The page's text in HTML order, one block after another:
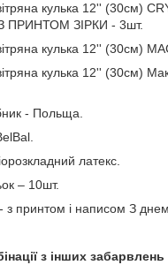
кулька 12'' (30см)
ПРИНТОМ ЗІРКИ - 3шт.
кулька 12'' (30см)
кулька 12'' (30см)
- Польща.
латекс.
– 10шт.
з принтом і написом З
з інших